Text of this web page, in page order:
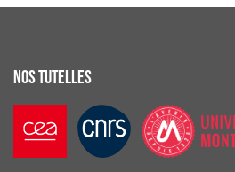
NOS TUTELLES